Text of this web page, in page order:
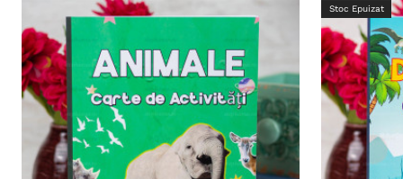
Stoc Epuizat